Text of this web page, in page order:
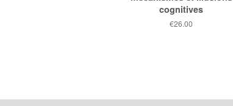
cognitives
Prix
€26.00